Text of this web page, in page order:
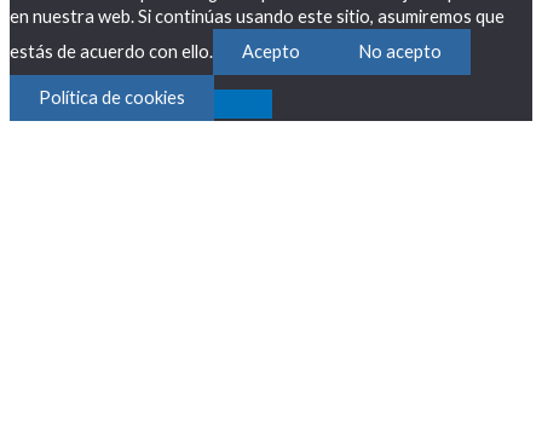
en nuestra web. Si continúas usando este sitio, asumiremos que
estás de acuerdo con ello.
Acepto No acepto
Política de cookies